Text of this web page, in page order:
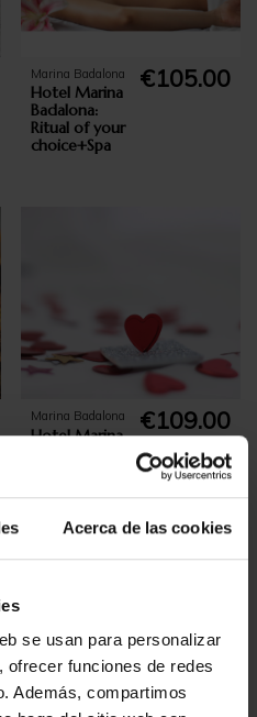
Acerca de las cookies
se usan para personalizar
funciones de redes
Además, compartimos
Marina Badalona
Hotel Marina
Badalona:
Ritual of your
choice+Spa
€105.00
Marina Badalona
Hotel Marina
€109.00